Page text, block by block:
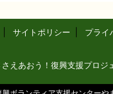
サイトポリシー プライ
えあおう！復興支援プロジ